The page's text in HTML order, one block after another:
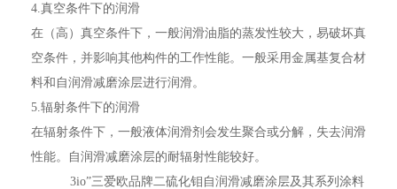
4.真空条件下的润滑
在（高）真空条件下，一般润滑油脂的蒸发性较大，易破坏真
空条件，并影响其他构件的工作性能。一般采用金属基复合材
料和自润滑减磨涂层进行润滑。
5.辐射条件下的润滑
在辐射条件下，一般液体润滑剂会发生聚合或分解，失去润滑
性能。自润滑减磨涂层的耐辐射性能较好。
3io”三爱欧品牌二硫化钼自润滑减磨涂层及其系列涂料